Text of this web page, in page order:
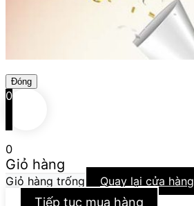
Đóng
0
0
Giỏ hàng
Giỏ hàng trống Quay lại cửa hàng
Tiếp tục mua hàng